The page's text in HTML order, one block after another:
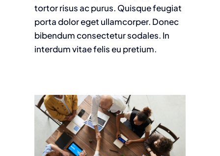
tortor risus ac purus. Quisque feugiat
porta dolor eget ullamcorper. Donec
bibendum consectetur sodales. In
interdum vitae felis eu pretium.